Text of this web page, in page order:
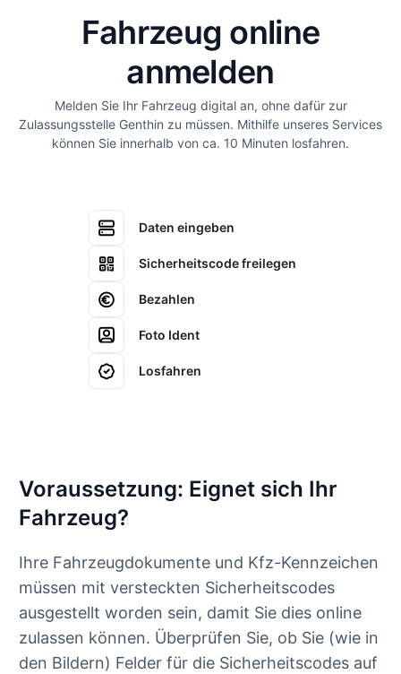
Fahrzeug online
anmelden
Melden Sie Ihr Fahrzeug digital an, ohne dafür zur
Zulassungsstelle Genthin zu müssen. Mithilfe unseres Services
können Sie innerhalb von ca. 10 Minuten losfahren.
Daten eingeben
Sicherheitscode freilegen
Bezahlen
Foto Ident
Losfahren
Voraussetzung: Eignet sich Ihr
Fahrzeug?
Ihre Fahrzeugdokumente und Kfz-Kennzeichen
müssen mit versteckten Sicherheitscodes
ausgestellt worden sein, damit Sie dies online
zulassen können. Überprüfen Sie, ob Sie (wie in
den Bildern) Felder für die Sicherheitscodes auf